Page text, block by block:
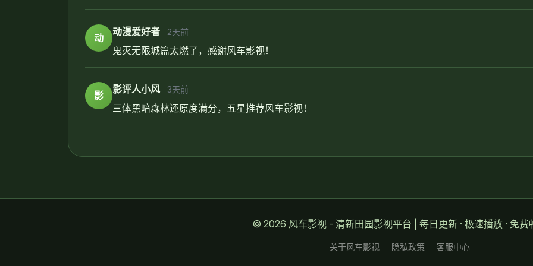
动
动漫爱好者 2天前
鬼灭无限城篇太燃了，感谢风车影视！
影
影评人小风 3天前
三体黑暗森林还原度满分，五星推荐风车影视！
© 2026 风车影视 - 清新田园影视平台 | 每日更新 · 极速播放 · 免费
关于风车影视 隐私政策 客服中心